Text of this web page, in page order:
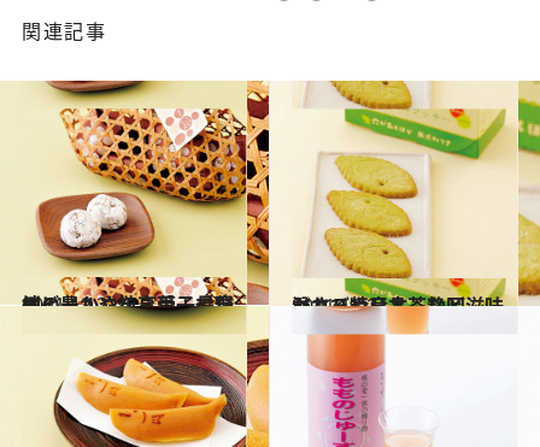
関連記事
2011.12.2
地ビールや焼き菓子で信州の豊かさを享受：長野
グルメ 2011.12.2
わさびや日本茶など滋味溢れる特産品：静岡
グルメ